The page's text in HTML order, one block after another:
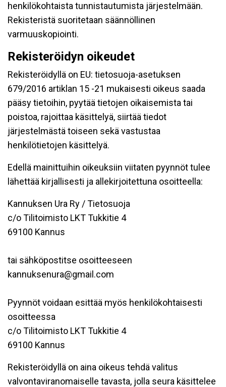
henkilökohtaista tunnistautumista järjestelmään.
Rekisteristä suoritetaan säännöllinen
varmuuskopiointi.
Rekisteröidyn oikeudet
Rekisteröidyllä on EU: tietosuoja-asetuksen
679/2016 artiklan 15 -21 mukaisesti oikeus saada
pääsy tietoihin, pyytää tietojen oikaisemista tai
poistoa, rajoittaa käsittelyä, siirtää tiedot
järjestelmästä toiseen sekä vastustaa
henkilötietojen käsittelyä.
Edellä mainittuihin oikeuksiin viitaten pyynnöt tulee
lähettää kirjallisesti ja allekirjoitettuna osoitteella:
Kannuksen Ura Ry / Tietosuoja
c/o Tilitoimisto LKT Tukkitie 4
69100 Kannus
tai sähköpostitse osoitteeseen
kannuksenura@gmail.com
Pyynnöt voidaan esittää myös henkilökohtaisesti
osoitteessa
c/o Tilitoimisto LKT Tukkitie 4
69100 Kannus
Rekisteröidyllä on aina oikeus tehdä valitus
valvontaviranomaiselle tavasta, jolla seura käsittelee